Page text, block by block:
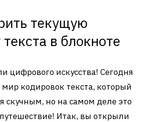
текущую
в блокноте
цифрового искусства! Сегодня
кодировок текста, который
скучным, но на самом деле это
Итак, вы открыли